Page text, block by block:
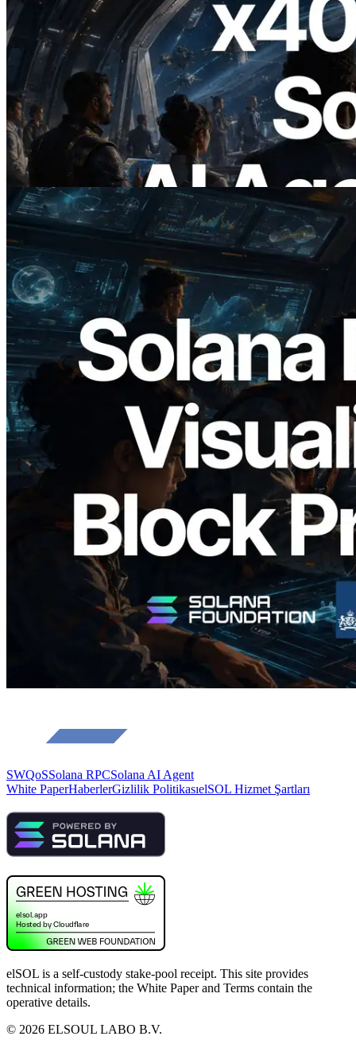
2026.07.04
ERPC x402 destekli Solana RPC'yi
yayınladı — AI agent'ların ihtiyaç
duydukları API'ler için anında ödeme
yaptığı dönem
Bu makaleyi oku
2026.05.24
Validators Solutions, Solana Block
Analyzer'ı Yayınladı — Slot Başına Blok
Üretim Süresi ve Görevli Doğrulayıcı
Görselleştirmesi
Bu makaleyi oku
Daha fazla yükle
SWQoSSolana RPCSolana AI Agent
White PaperHaberlerGizlilik PolitikasıelSOL Hizmet Şartları
elSOL is a self-custody stake-pool receipt. This site provides
technical information; the White Paper and Terms contain the
operative details.
© 2026 ELSOUL LABO B.V.